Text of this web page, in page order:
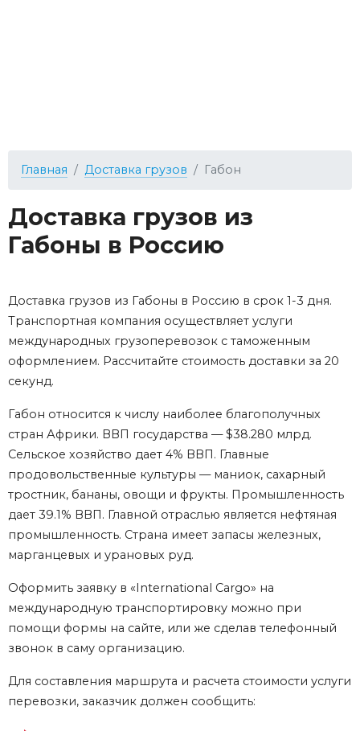
Главная Доставка грузов Габон
Доставка грузов из
Габоны в Россию
Доставка грузов из Габоны в Россию в срок 1-3 дня.
Транспортная компания осуществляет услуги
международных грузоперевозок с таможенным
оформлением. Рассчитайте стоимость доставки за 20
секунд.
Габон относится к числу наиболее благополучных
стран Африки. ВВП государства — $38.280 млрд.
Сельское хозяйство дает 4% ВВП. Главные
продовольственные культуры — маниок, сахарный
тростник, бананы, овощи и фрукты. Промышленность
дает 39.1% ВВП. Главной отраслью является нефтяная
промышленность. Страна имеет запасы железных,
марганцевых и урановых руд.
Оформить заявку в «International Cargo» на
международную транспортировку можно при
помощи формы на сайте, или же сделав телефонный
звонок в саму организацию.
Для составления маршрута и расчета стоимости услуги
перевозки, заказчик должен сообщить: